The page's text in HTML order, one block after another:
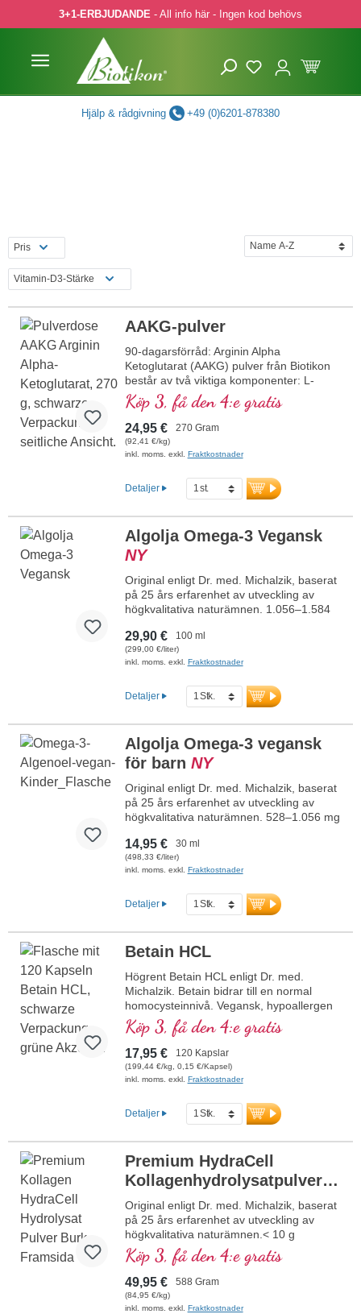
till huvudinnehåll
Hoppa till sökning
Hoppa till huvudnavigering
3+1-ERBJUDANDE - All info här - Ingen kod behövs
Hjälp & rådgivning +49 (0)6201-878380
Pris
Vitamin-D3-Stärke
AAKG-pulver
90-dagarsförråd: Arginin Alpha
Ketoglutarat (AAKG) pulver från Biotikon
består av två viktiga komponenter: L-
arginin och alfa-ketoglutarat (AKG). Olika
leverantörer säljer denna produkt med
varierande sammansättning av de två
ämnena. Biotikon erbjuder det
högkoncentrerade arginin-AKG i det
% arginin och fulla 50 % AKG. Alfa-
ketoglutarat (AKG) är en värdefull aktiv
form av L-arginin uppskattas också inom
idrottsområdet. Arginin är i kombination
alla tillsatser och förpackat med en
aluminiumfri försegling erbjuder det en
högkvalitativ källa till aminosyran arginin.
kvalitetsstandarder och framställt genom
fermentering.
mer information om AAKG
Köp 3, få den 4:e gratis
24,95 € 270 Gram
(92,41 €/kg)
inkl. moms. exkl. Fraktkostnader
Detaljer
Algolja Omega-3 Vegansk
NY
Original enligt Dr. med. Michalzik, baserat
på 25 års erfarenhet av utveckling av
högkvalitativa naturämnen. 1.056–1.584
mikroalgen Schizochytrium sp. per
dagsdos (30–45 droppar), med 594–890
mg omega-3-fettsyror, varav 200–299 mg
dosering med pipett. Högkvalitativ
vegansk omega-3-algolja med naturligt
innehåll av EPA och DHA – ett växtbaserat
alternativ till fiskolja.
mer information om omega-3-algolja
29,90 € 100 ml
(299,00 €/liter)
inkl. moms. exkl. Fraktkostnader
Detaljer
Algolja Omega-3 vegansk
för barn NY
Original enligt Dr. med. Michalzik, baserat
på 25 års erfarenhet av utveckling av
högkvalitativa naturämnen. 528–1.056 mg
mikroalgen Schizochytrium sp. per
dagsdos (15–30 droppar), med 238–476
mg omega-3-fettsyror, varav 80–160 mg
Enkel dosering med pipett. Högkvalitativ
vegansk omega-3-algolja med naturligt
innehåll av EPA och DHA – ett växtbaserat
alternativ till fiskolja.
mer information om omega-3 algolja
14,95 € 30 ml
(498,33 €/liter)
inkl. moms. exkl. Fraktkostnader
Detaljer
Betain HCL
Högrent Betain HCL enligt Dr. med.
Michalzik. Betain bidrar till en normal
homocysteinnivå. Vegansk, hypoallergen
och fri från tillsatser. Utvecklad i Tyskland
av läkare, laboratorietestad och hållbart
förpackad – med över 20 års erfarenhet
av produktion av mikronäringsämnen.
mer information om Betain HCL-
Köp 3, få den 4:e gratis
17,95 € 120 Kapslar
(199,44 €/kg, 0,15 €/Kapsel)
inkl. moms. exkl. Fraktkostnader
Detaljer
Premium HydraCell
Kollagenhydrolysatpulver
NY
Original enligt Dr. med. Michalzik, baserat
på 25 års erfarenhet av utveckling av
högkvalitativa naturämnen.< 10 g
höggradigt renat kollagenhydrolysat med
över 99 % kollagenpeptider per dagsdos.
Innehåller 9 % hydroxyprolin, 12 % prolin
och 22,5 % glycin samt den innovativa
HydraCell-cellhydratiseringsmatrisen med
Köp 3, få den 4:e gratis
49,95 € 588 Gram
(84,95 €/kg)
inkl. moms. exkl. Fraktkostnader